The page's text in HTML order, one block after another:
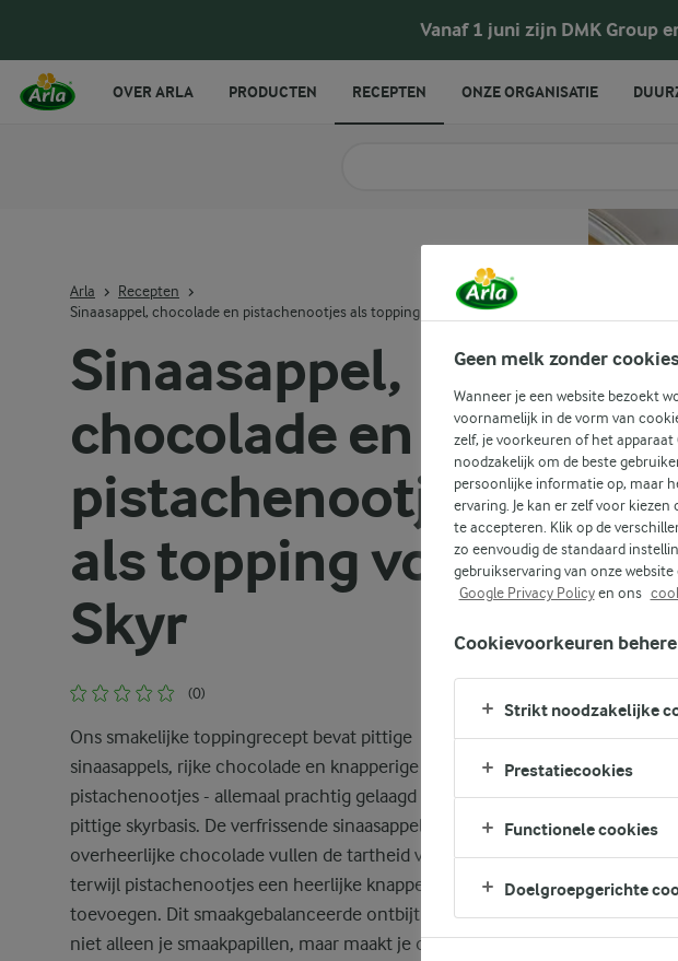
Vanaf 1 juni zijn DMK Group
Sinaasappel,
chocolade en
pistachenootjes
als topping voor
Skyr
(0)
Ons smakelijke toppingrecept bevat pittige
sinaasappels, rijke chocolade en knapperige
pistachenootjes - allemaal prachtig gelaagd op een
pittige skyrbasis. De verfrissende sinaasappels en
overheerlijke chocolade vullen de tartheid van skyr aan,
terwijl pistachenootjes een heerlijke knapperigheid
toevoegen. Dit smaakgebalanceerde ontbijt bevredigt
niet alleen je smaakpapillen, maar maakt je ook klaar
Arla
Recepten
Sinaasappel, chocolade en pistachenootjes als topping voor Skyr
OVER ARLA PRODUCTEN RECEPTEN ONZE ORGANISATIE
Geen melk zonder
Wanneer je een website bezoekt
voornamelijk in de vorm van
zelf, je voorkeuren of het
noodzakelijk om de beste
persoonlijke informatie op, maar
ervaring. Je kan er zelf voor
te accepteren. Klik op de
zo eenvoudig de standaard
gebruikservaring van onze
Google Privacy Policyen ons
Cookievoorkeuren
Strikt noodzakelijke
Prestatiecookies
Functionele cookies
Doelgroepgerichte